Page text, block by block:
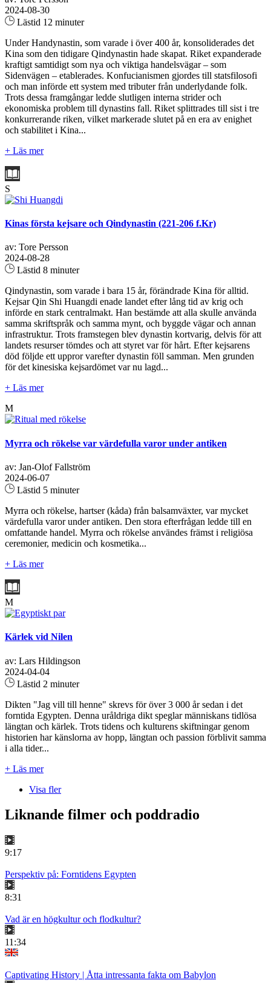
2024-08-30
Lästid 12 minuter
Under Handynastin, som varade i över 400 år, konsoliderades det
Kina som den tidigare Qindynastin hade skapat. Riket expanderade
kraftigt samtidigt som nya och viktiga handelsvägar – som
Sidenvägen – etablerades. Konfucianismen gjordes till statsfilosofi
och man införde ett system med tributer från underlydande folk.
Trots dessa framgångar ledde slutligen interna strider och
ekonomiska problem till dynastins fall. Riket splittrades till sist i tre
konkurrerande riken, vilket markerade slutet på en era av enighet
och stabilitet i Kina...
+ Läs mer
S
Kinas första kejsare och Qindynastin (221-206 f.Kr)
av: Tore Persson
2024-08-28
Lästid 8 minuter
Qindynastin, som varade i bara 15 år, förändrade Kina för alltid.
Kejsar Qin Shi Huangdi enade landet efter lång tid av krig och
införde en stark centralmakt. Han bestämde att alla skulle använda
samma skriftspråk och samma mynt, och byggde vägar och annan
infrastruktur. Trots framstegen blev dynastin kortvarig, delvis för att
landets resurser tömdes och att styret var för hårt. Efter kejsarens
död följde ett uppror varefter dynastin föll samman. Men grunden
för det kinesiska kejsardömet var nu lagd...
+ Läs mer
M
Myrra och rökelse var värdefulla varor under antiken
av: Jan-Olof Fallström
2024-06-07
Lästid 5 minuter
Myrra och rökelse, hartser (kåda) från balsamväxter, var mycket
värdefulla varor under antiken. Den stora efterfrågan ledde till en
omfattande handel. Myrra och rökelse användes främst i religiösa
ceremonier, medicin och kosmetika...
+ Läs mer
M
Kärlek vid Nilen
av: Lars Hildingson
2024-04-04
Lästid 2 minuter
Dikten "Jag vill till henne" skrevs för över 3 000 år sedan i det
forntida Egypten. Denna uråldriga dikt speglar människans tidlösa
längtan och kärlek. Trots tidens och kulturens skiftningar genom
historien har känslorna av hopp, längtan och passion förblivit samma
i alla tider...
+ Läs mer
Visa fler
Liknande filmer och poddradio
9:17
Perspektiv på: Forntidens Egypten
8:31
Vad är en högkultur och flodkultur?
11:34
Captivating History | Åtta intressanta fakta om Babylon